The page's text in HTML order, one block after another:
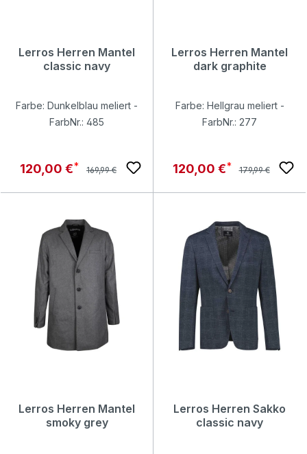
Lerros Herren Mantel
classic navy
Farbe: Dunkelblau meliert -
FarbNr.: 485
Verkaufspreis:
120,00 € Regulärer Preis:
169,99 €
Lerros Herren Mantel
dark graphite
Farbe: Hellgrau meliert -
FarbNr.: 277
Verkaufspreis:
120,00 € Regulärer Preis:
179,99 €
Lerros Herren Mantel
smoky grey
Lerros Herren Sakko
classic navy